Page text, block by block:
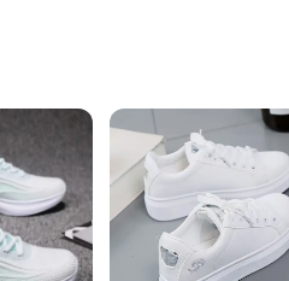
elegant craftsmanship. Made from
perfect for those who appreciate